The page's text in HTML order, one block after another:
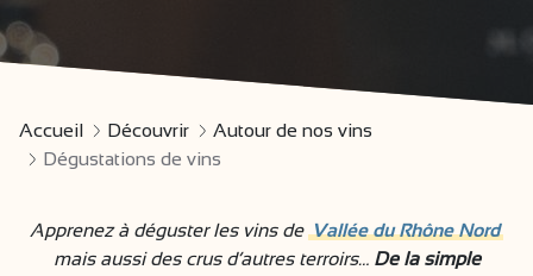
Accueil Découvrir
Autour de nos vins
Dégustations de vins
Apprenez à déguster les vins de Vallée du Rhône Nord
mais aussi des crus d’autres terroirs… De la simple